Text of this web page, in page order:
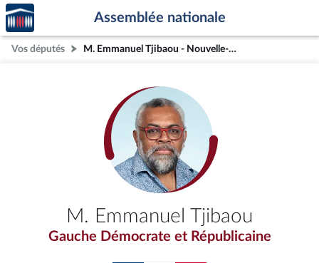
Aller au contenu
Aller en bas de la page
Accèder
à la
page
d'accueil
Assemblée nationale
Vos députés M. Emmanuel Tjibaou - Nouvelle-Calédonie (2e circonscription)
M. Emmanuel Tjibaou
Gauche Démocrate et Républicaine